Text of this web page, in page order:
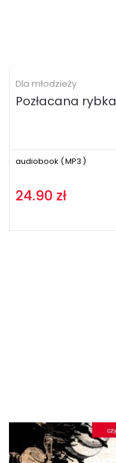
Dla młodzieży
Pozłacana rybka
audiobook (MP3 )
24.90 zł